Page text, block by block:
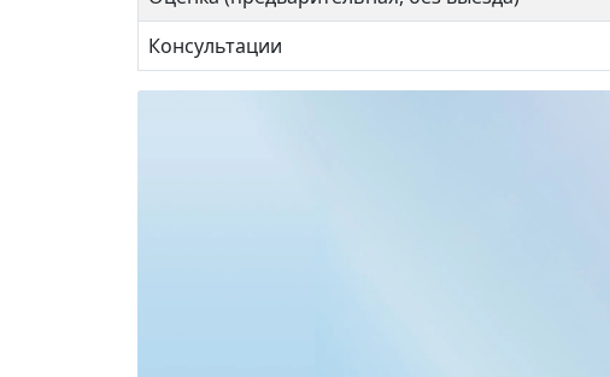
Консультации